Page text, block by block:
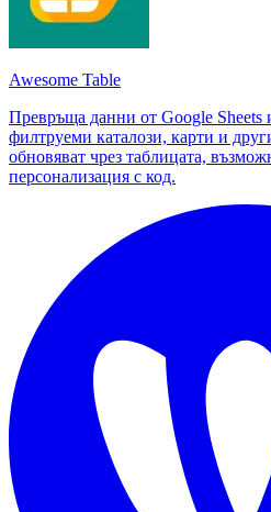
Awesome Table
Превръща данни от Google Sheets
филтруеми каталози, карти и
обновяват чрез таблицата,
персонализация с код.